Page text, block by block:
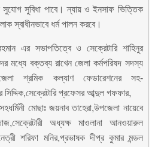
সুযোগ সুবিধা পাবে। ন্যায় ও ইনসাফ ভিত্তিক
স্বাধীনভাবে ধর্ম পালন করবে।
এর সভাপতিত্বে ও সেক্রেটারি শাহিনুর
মধ্যে বক্তব্য রাখেন জেলা কর্মপরিষদ সদস্য
শ্রমিক কল্যাণ ফেডারেশনের সহ-
প্রফেসর আব্দুল গফফার,
মোছাঃ জয়নাব তাহেরা,উপজেলা নায়েবে
অধ্যক্ষ মাওলানা আনওয়ারুল
শরিফা মনির,প্রভাষক দীপ্র কুমার মন্ডল